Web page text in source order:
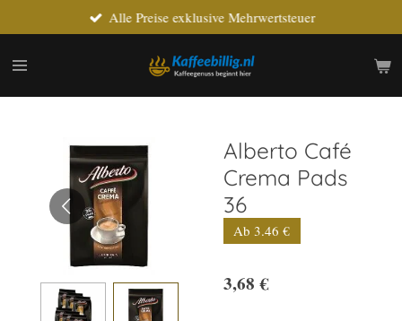
Hauptinhalt
springen
Alle Preise exklusive Mehrwertsteuer
Alberto Café
Crema Pads
36
Ab 3.46 €
3,68 €